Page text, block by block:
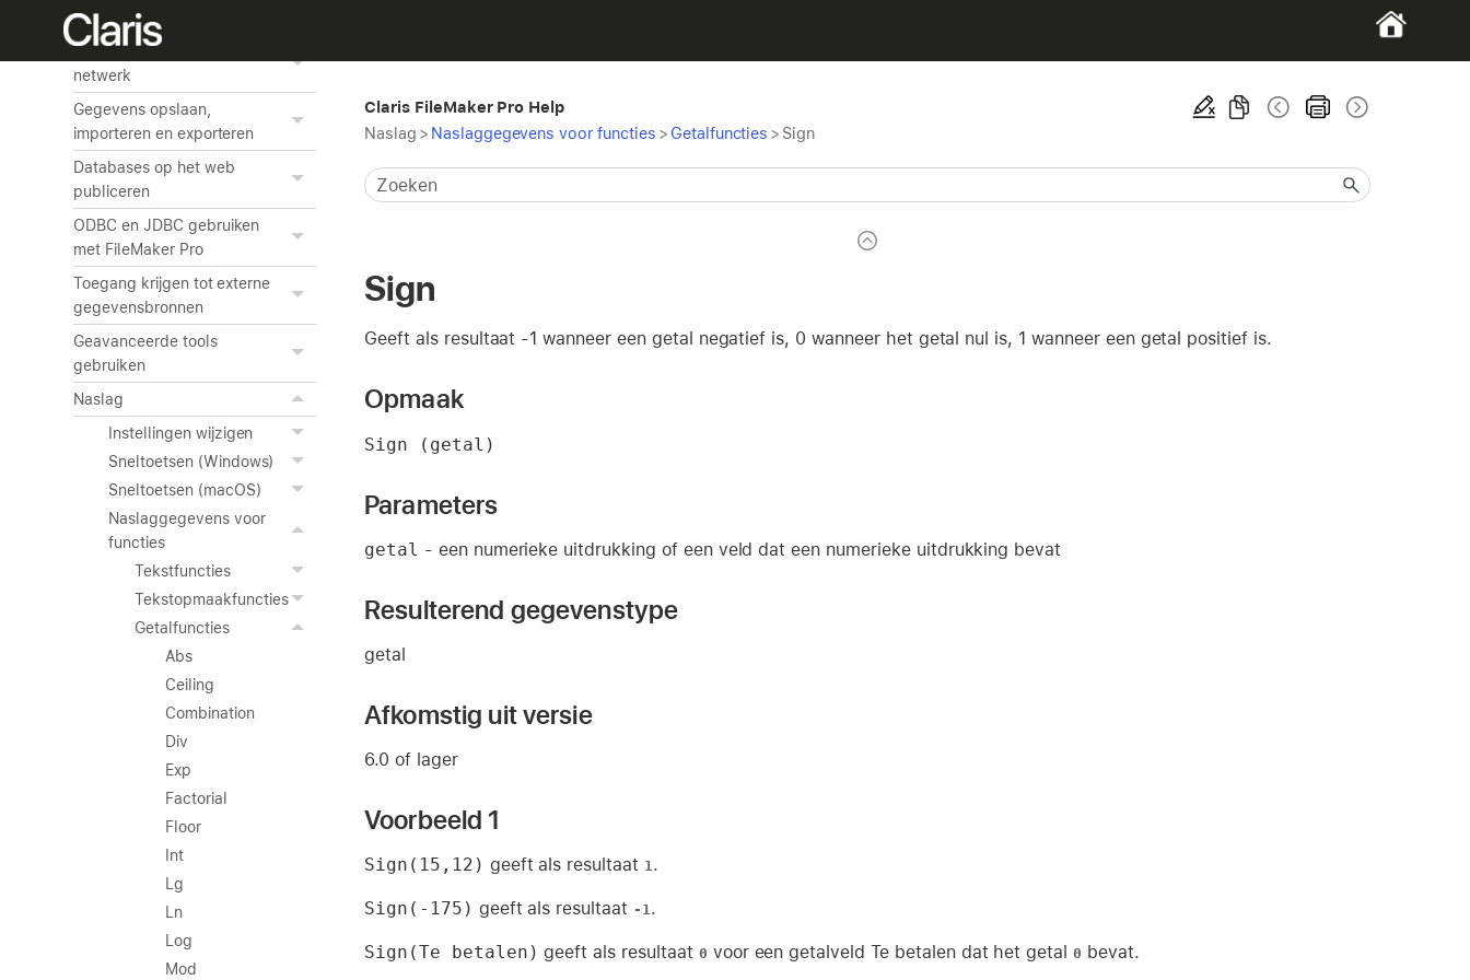
Beveiliging beheren
Bestanden delen in een
netwerk
Gegevens opslaan,
importeren en exporteren
Databases op het web
publiceren
ODBC en JDBC gebruiken
met FileMaker Pro
Toegang krijgen tot externe
gegevensbronnen
Geavanceerde tools
gebruiken
Naslag
Instellingen wijzigen
Sneltoetsen (Windows)
Sneltoetsen (macOS)
Naslaggegevens voor
functies
Tekstfuncties
Tekstopmaakfuncties
Getalfuncties
Abs
Ceiling
Combination
Div
Exp
Factorial
Floor
Int
Lg
Ln
Log
Mod
Claris FileMaker Pro Help
Naslag > Naslaggegevens voor functies > Getalfuncties > Sign
Sign
Geeft als resultaat -1 wanneer een getal negatief is, 0 wanneer het getal nul is, 1 wanneer een getal positief is.
Opmaak
Sign (getal)
Parameters
getal - een numerieke uitdrukking of een veld dat een numerieke uitdrukking bevat
Resulterend gegevenstype
getal
Afkomstig uit versie
6.0 of lager
Voorbeeld 1
Sign(15,12) geeft als resultaat 1.
Sign(-175) geeft als resultaat -1.
Sign(Te betalen) geeft als resultaat 0 voor een getalveld Te betalen dat het getal0 bevat.